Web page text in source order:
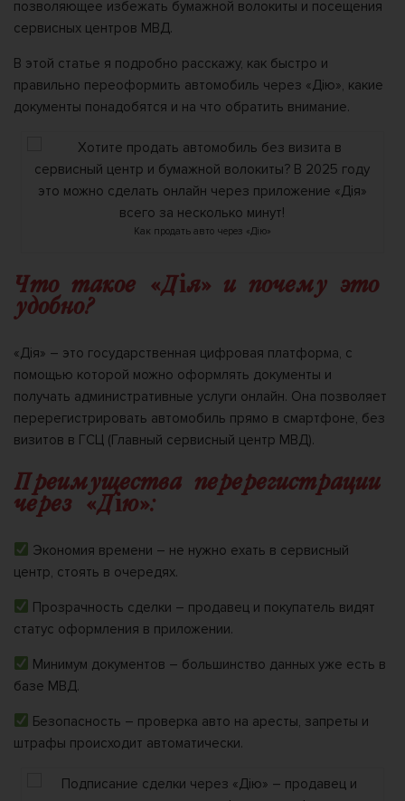
позволяющее избежать бумажной волокиты и посещения
сервисных центров МВД.
В этой статье я подробно расскажу, как быстро и
правильно переоформить автомобиль через «Дію», какие
документы понадобятся и на что обратить внимание.
Как продать авто через «Дію»
Что такое «Дія» и почему это
удобно?
«Дія» – это государственная цифровая платформа, с
помощью которой можно оформлять документы и
получать административные услуги онлайн. Она позволяет
перерегистрировать автомобиль прямо в смартфоне, без
визитов в ГСЦ (Главный сервисный центр МВД).
Преимущества перерегистрации
через «Дію»:
Экономия времени – не нужно ехать в сервисный
центр, стоять в очередях.
Прозрачность сделки – продавец и покупатель видят
статус оформления в приложении.
Минимум документов – большинство данных уже есть в
базе МВД.
Безопасность – проверка авто на аресты, запреты и
штрафы происходит автоматически.